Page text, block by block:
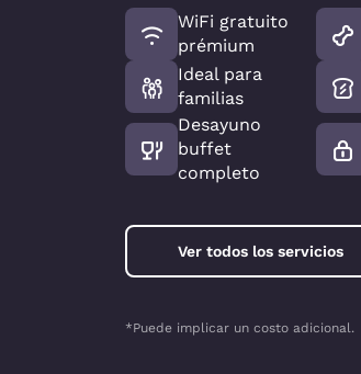
WiFi gratuito
prémium
Ideal para
familias
Desayuno
buffet
completo
Ver todos los servicios
*Puede implicar un costo adicional.